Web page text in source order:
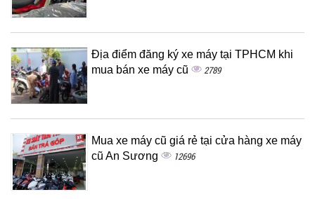
Địa điểm đăng ký xe máy tại TPHCM khi
mua bán xe máy cũ
2789
Mua xe máy cũ giá rẻ tại cửa hàng xe máy
cũ An Sương
12696